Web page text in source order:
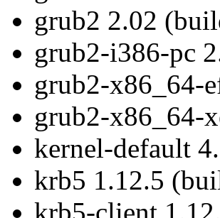
grub2 2.02
grub2-i386-pc
grub2-x86_64-
grub2-x86_64-
kernel-default
krb5 1.12.5